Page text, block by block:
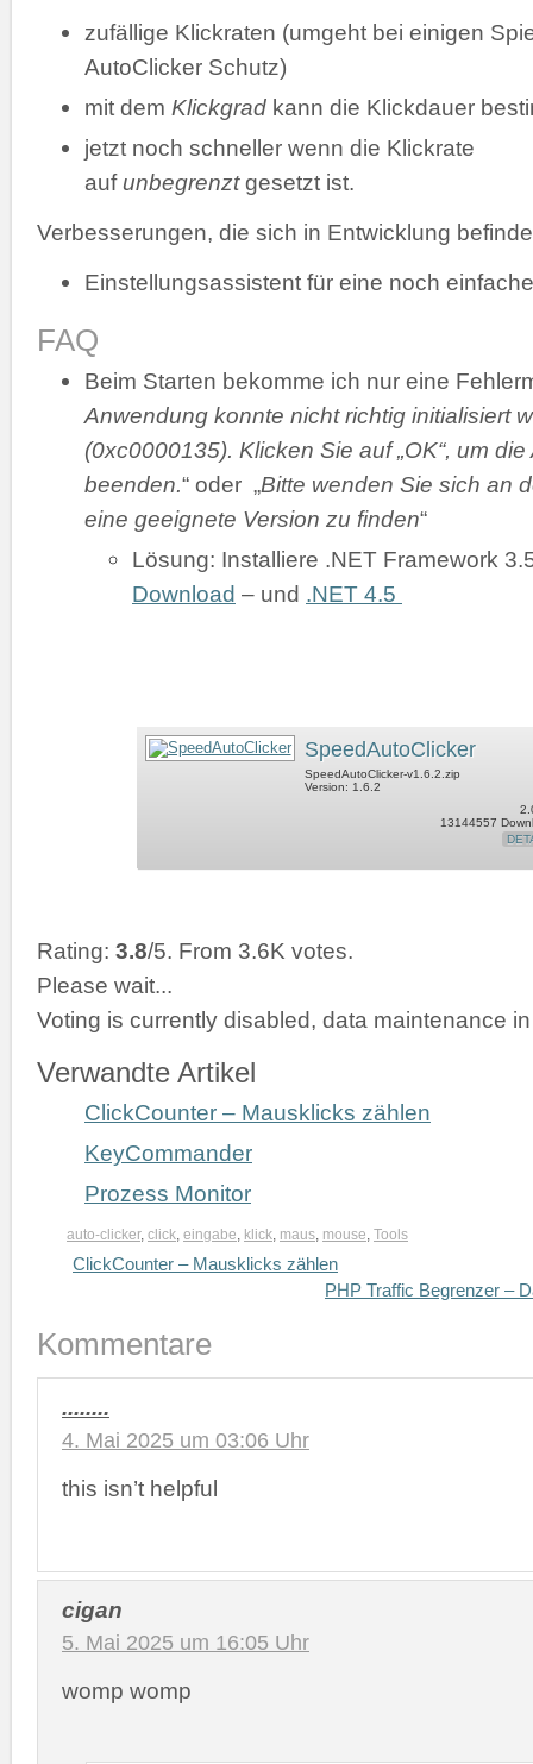
zufällige Klickraten (umgeht bei einigen
AutoClicker Schutz)
mit dem Klickgrad kann die Klickdauer
jetzt noch schneller wenn die Klickrate
aufunbegrenztgesetzt ist.
Verbesserungen, die sich in Entwicklung
Einstellungsassistent für eine noch
FAQ
Beim Starten bekomme ich nur eine
Anwendung konnte nicht richtig initialisiert
(0xc0000135). Klicken Sie auf „OK“, um
beenden.“ oder „Bitte wenden Sie sich an
eine geeignete Version zu finden“
Lösung: Installiere .NET Framework
Download – und .NET 4.5
SpeedAutoClicker
SpeedAutoClicker-v1.6.2.zip
Version: 1.6.2
13144557
Rating: 3.8/5. From 3.6K votes.
Please wait...
Voting is currently disabled, data maintenance
Verwandte Artikel
ClickCounter – Mausklicks zählen
KeyCommander
Prozess Monitor
auto-clicker, click, eingabe, klick, maus, mouse, Tools
ClickCounter – Mausklicks zählen
PHP Traffic Begrenzer –
Kommentare
........
4. Mai 2025 um 03:06 Uhr
this isn’t helpful
cigan
5. Mai 2025 um 16:05 Uhr
womp womp